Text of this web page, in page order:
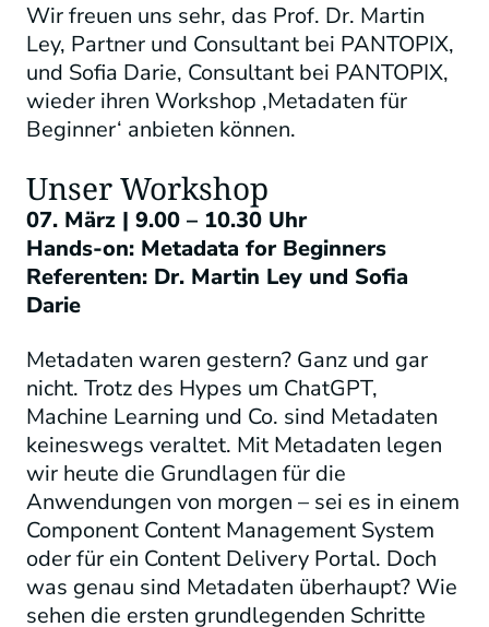
Wir freuen uns sehr, das Prof. Dr. Martin
Ley, Partner und Consultant bei PANTOPIX,
und Sofia Darie, Consultant bei PANTOPIX,
wieder ihren Workshop ‚Metadaten für
Beginner‘ anbieten können.
Unser Workshop
07. März | 9.00 – 10.30 Uhr
Hands-on: Metadata for Beginners
Referenten: Dr. Martin Ley und Sofia
Darie
Metadaten waren gestern? Ganz und gar
nicht. Trotz des Hypes um ChatGPT,
Machine Learning und Co. sind Metadaten
keineswegs veraltet. Mit Metadaten legen
wir heute die Grundlagen für die
Anwendungen von morgen – sei es in einem
Component Content Management System
oder für ein Content Delivery Portal. Doch
was genau sind Metadaten überhaupt? Wie
sehen die ersten grundlegenden Schritte